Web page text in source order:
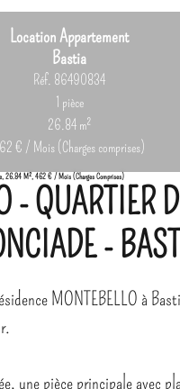
Location Appartement
Bastia
Réf. 86490834
1 pièce
26.84 m²
€ / Mois (Charges comprises)
26.84 M², 462 € / Mois (Charges Comprises)
- QUARTIER
-
MONTEBELLO à
une pièce principale avec